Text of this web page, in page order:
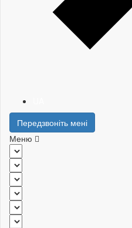
Передзвоніть мені
Меню